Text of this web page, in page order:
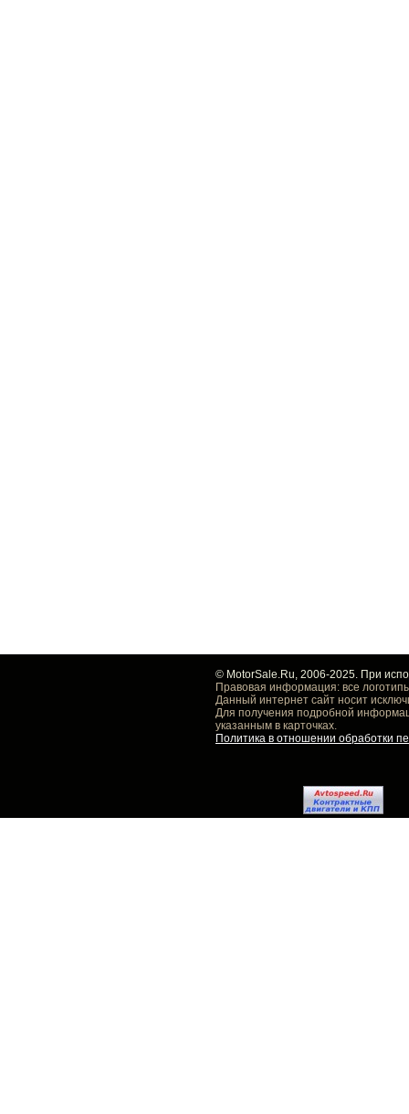
© MotorSale.Ru, 2006-2025. При
Правовая информация: все
Данный интернет сайт носит
Для получения подробной
указанным в карточках.
Политика в отношении обработки